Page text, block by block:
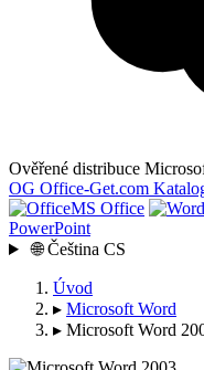
Ověřené distribuce
OG Office-Get.com
MS Office
PowerPoint
🌐 Čeština CS
Úvod
▸ Microsoft Word
▸ Microsoft Word